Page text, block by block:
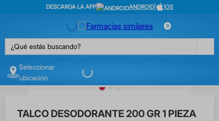
DESCARGA LA APP ANDROID IOS
0
¿Qué estás buscando?
Seleccionar
ubicación
TALCO DESODORANTE 200 GR 1 PIEZA